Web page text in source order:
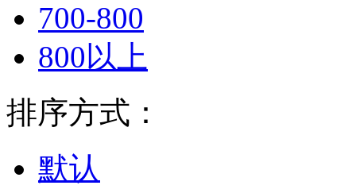
700-800
800以上
排序方式：
默认